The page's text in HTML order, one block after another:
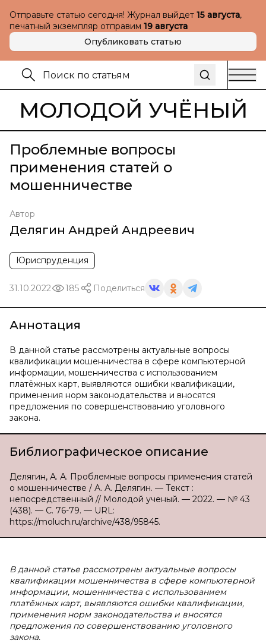
Отправьте статью сегодня! Журнал выйдет 15 августа,
печатный экземпляр отправим 19 августа
Опубликовать статью
МОЛОДОЙ УЧЁНЫЙ
Проблемные вопросы
применения статей о
мошенничестве
Автор
Делягин Андрей Андреевич
Юриспруденция
31.10.2022 185 Поделиться
Аннотация
В данной статье рассмотрены актуальные вопросы
квалификации мошенничества в сфере компьютерной
информации, мошенничества с использованием
платёжных карт, выявляются ошибки квалификации,
применения норм законодательства и вносятся
предложения по совершенствованию уголовного
закона.
Библиографическое описание
Делягин, А. А. Проблемные вопросы применения статей
о мошенничестве / А. А. Делягин. — Текст :
непосредственный // Молодой ученый. — 2022. — № 43
(438). — С. 76-79. — URL:
https://moluch.ru/archive/438/95845.
В данной статье рассмотрены актуальные вопросы
квалификации мошенничества в сфере компьютерной
информации, мошенничества с использованием
платёжных карт, выявляются ошибки квалификации,
применения норм законодательства и вносятся
предложения по совершенствованию уголовного
закона.